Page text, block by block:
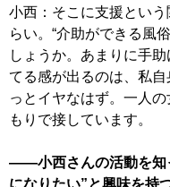
小西：そこに支援という
らい。“介助ができる風
しょうか。あまりに手
てる感が出るのは、私
っとイヤなはず。一人
もりで接しています。
――小西さんの活動を知
になりたい”と興味を持